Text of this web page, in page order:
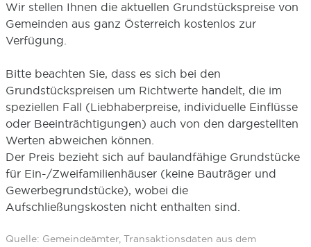
Wir stellen Ihnen die aktuellen Grundstückspreise von
Gemeinden aus ganz Österreich kostenlos zur
Verfügung.
Bitte beachten Sie, dass es sich bei den
Grundstückspreisen um Richtwerte handelt, die im
speziellen Fall (Liebhaberpreise, individuelle Einflüsse
oder Beeinträchtigungen) auch von den dargestellten
Werten abweichen können.
Der Preis bezieht sich auf baulandfähige Grundstücke
für Ein-/Zweifamilienhäuser (keine Bauträger und
Gewerbegrundstücke), wobei die
Aufschließungskosten nicht enthalten sind.
Quelle: Gemeindeämter, Transaktionsdaten aus dem